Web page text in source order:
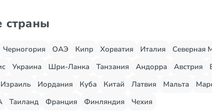
страны
Черногория ОАЭ Кипр Хорватия Италия Северная
Украина Шри-Ланка Танзания Андорра Австрия
Израиль Иордания Куба Китай Латвия Мальта
Таиланд Франция Финляндия Чехия